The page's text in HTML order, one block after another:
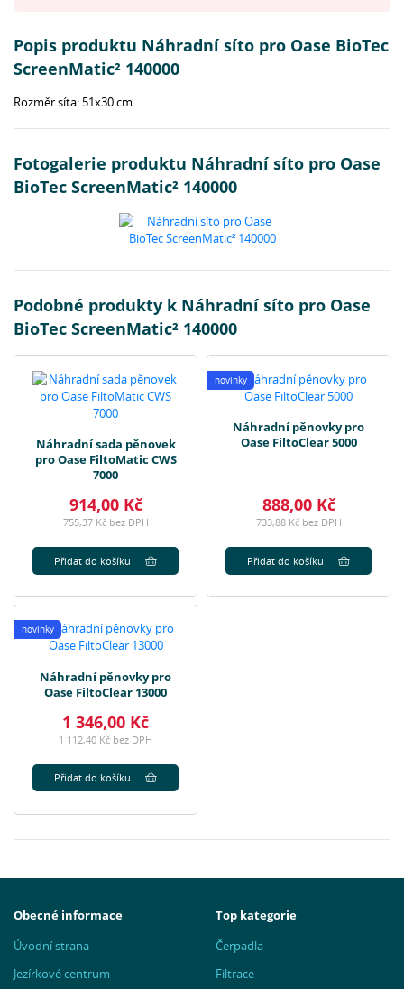
Popis produktu Náhradní síto pro Oase BioTec
ScreenMatic² 140000
Rozměr síta: 51x30 cm
Fotogalerie produktu Náhradní síto pro Oase
BioTec ScreenMatic² 140000
Podobné produkty k Náhradní síto pro Oase
BioTec ScreenMatic² 140000
Náhradní sada pěnovek
pro Oase FiltoMatic CWS
7000
914,00 Kč
755,37 Kč bez DPH
Přidat do košíku
novinky
Náhradní pěnovky pro
Oase FiltoClear 5000
888,00 Kč
733,88 Kč bez DPH
Přidat do košíku
novinky
Náhradní pěnovky pro
Oase FiltoClear 13000
1 346,00 Kč
1 112,40 Kč bez DPH
Přidat do košíku
Obecné informace
Úvodní strana
Jezírkové centrum
Top kategorie
Čerpadla
Filtrace